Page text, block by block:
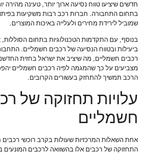
חדשים שיציעו טווח נסיעה ארוך יותר, טעינה מהירה
בתחום התחבורה. חברות רכב רבות משקיעות
שמוביל לירידת מחירים ולעלייה באיכות המוצרים.
בנוסף, עם התקדמות הטכנולוגיות בתחום הסוללות,
ביעילות ובטווח הנסיעה של רכבים חשמליים.
רכבים חשמליים, מה שיציב את ישראל בחזית
מצביעים על כך שהמגמה לפיה רכבים חשמליים
הרכב תמשיך להתחזק בעשורים הקרובים.
עלויות תחזוקה של
חשמליים
אחת השאלות המרכזיות שעולות בקרב רוכשי רכבים
התחזוקה של רכבים אלו בהשוואה לרכבים המונעים